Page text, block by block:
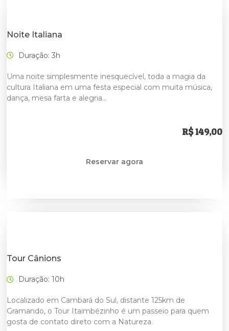
Noite Italiana
Duração: 3h
Uma noite simplesmente inesquecível, toda a magia da
cultura Italiana em uma festa especial com muita música,
dança, mesa farta e alegria…
R$ 149,00
Reservar agora
Tour Cânions
Duração: 10h
Localizado em Cambará do Sul, distante 125km de
Gramando, o Tour Itaimbézinho é um passeio para quem
gosta de contato direto com a Natureza.